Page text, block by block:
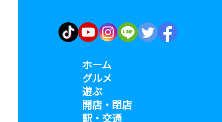
ホーム
グルメ
遊ぶ
開店・閉店
駅・交通